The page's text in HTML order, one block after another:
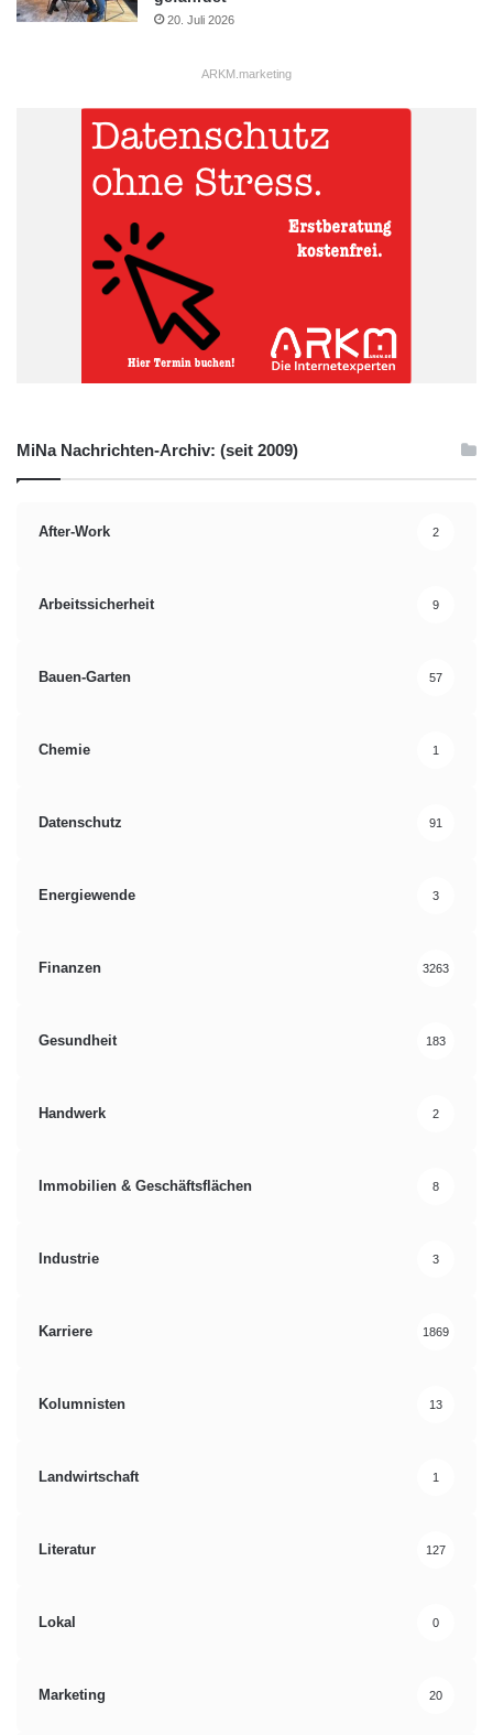
20. Juli 2026
ARKM.marketing
MiNa Nachrichten-Archiv: (seit 2009)
After-Work 2
Arbeitssicherheit 9
Bauen-Garten 57
Chemie 1
Datenschutz 91
Energiewende 3
Finanzen 3263
Gesundheit 183
Handwerk 2
Immobilien & Geschäftsflächen 8
Industrie 3
Karriere 1869
Kolumnisten 13
Landwirtschaft 1
Literatur 127
Lokal 0
Marketing 20